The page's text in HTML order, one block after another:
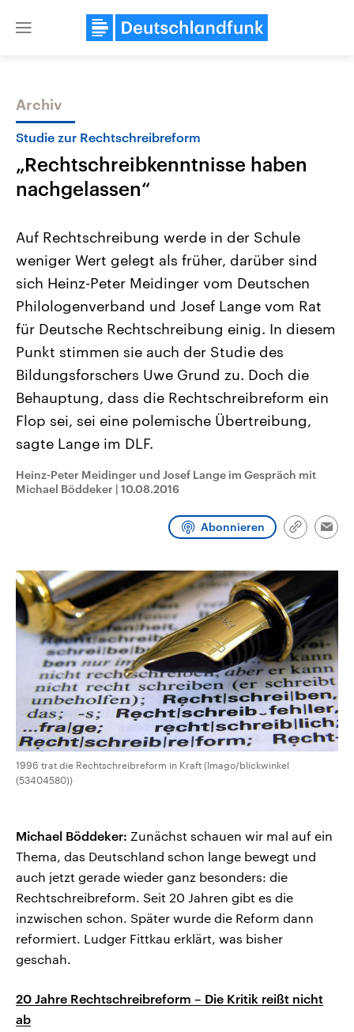
Close
Themen
Landtagswahl Sachsen-Anhalt
2026
Alle Informationen
Sachsen-Anhalt wählt am 6.
September 2026 einen neuen
Landtag. Seit 2021 wird das
Bundesland von einer Koalition aus
Umfragen, Prognosen,
Wahlprogramme, aktuelle Berichte
und Hintergründe zu den Parteien
und Kandidaten der anstehenden
Wahl.
Aktuelle Beiträge,
Hintergründe
Wirtschaftlich und
gehören die Vereinigten
den mächtigsten Ländern
mit großem Einfluss auf
Sendungen Programm Podcasts
Audio-Archiv
Archiv
Studie zur Rechtschreibreform
„Rechtschreibkenntnisse haben
nachgelassen“
Auf Rechtschreibung werde in der Schule
weniger Wert gelegt als früher, darüber sind
sich Heinz-Peter Meidinger vom Deutschen
Philologenverband und Josef Lange vom Rat
für Deutsche Rechtschreibung einig. In diesem
Punkt stimmen sie auch der Studie des
Bildungsforschers Uwe Grund zu. Doch die
Behauptung, dass die Rechtschreibreform ein
Flop sei, sei eine polemische Übertreibung,
sagte Lange im DLF.
Heinz-Peter Meidinger und Josef Lange im Gespräch mit
Michael Böddeker | 10.08.2016
Abonnieren
Link
1996 trat die Rechtschreibreform in Kraft (Imago/blickwinkel
(53404580))
Michael Böddeker: Zunächst schauen wir mal auf ein
Thema, das Deutschland schon lange bewegt und
auch jetzt gerade wieder ganz besonders: die
Rechtschreibreform. Seit 20 Jahren gibt es die
inzwischen schon. Später wurde die Reform dann
reformiert. Ludger Fittkau erklärt, was bisher
geschah.
20 Jahre Rechtschreibreform – Die Kritik reißt nicht
ab